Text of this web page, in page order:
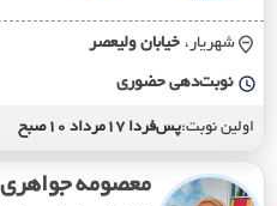
شهریار، خيابان وليعصر
نوبت‌دهی حضوری
اولین نوبت:پس‌فردا 17مرداد 10صبح
معصومه